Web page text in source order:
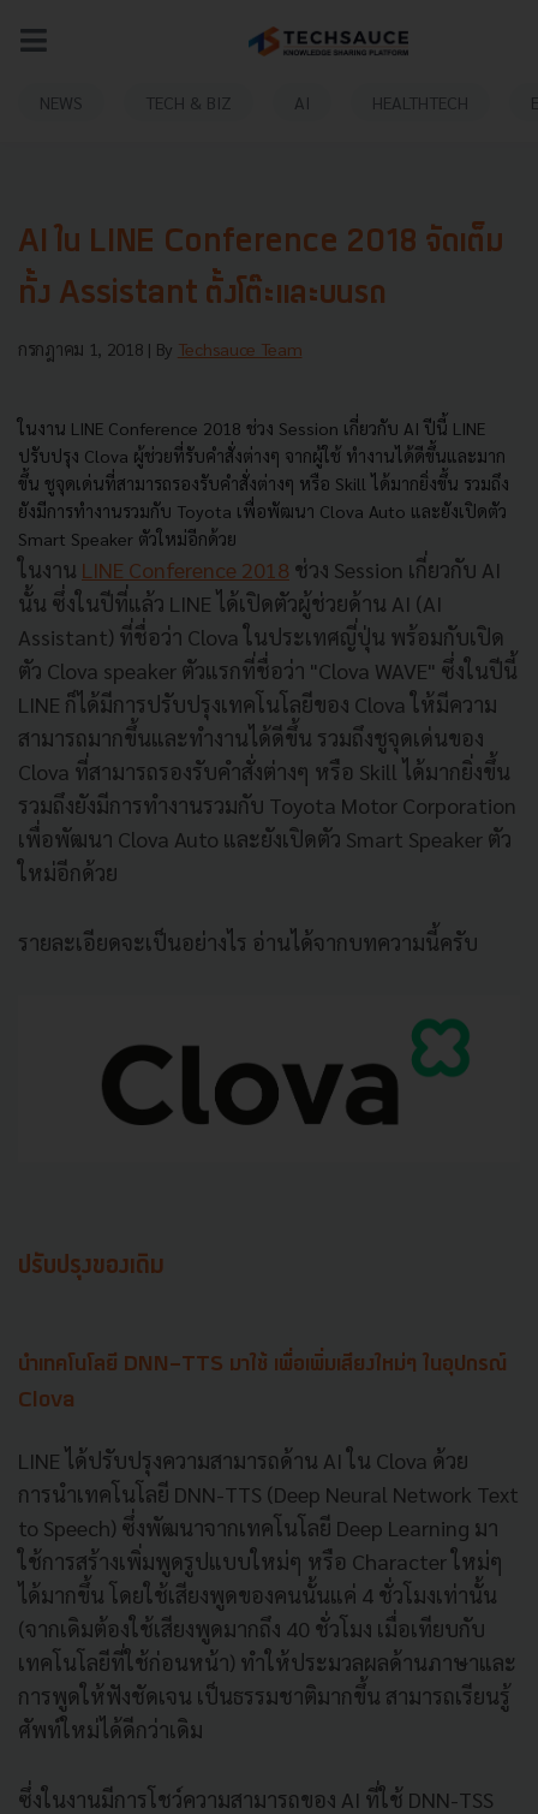
NEWS TECH & BIZ AI HEALTHTECH
AI ใน LINE Conference 2018 จัดเต็ม
ทั้ง Assistant ตั้งโต๊ะและบนรถ
กรกฎาคม 1, 2018 | By Techsauce Team
ในงาน LINE Conference 2018 ช่วง Session เกี่ยวกับ AI ปีนี้ LINE
ปรับปรุง Clova ผู้ช่วยที่รับคำสั่งต่างๆ จากผู้ใช้ ทำงานได้ดีขึ้นและมาก
ขึ้น ชูจุดเด่นที่สามารถรองรับคำสั่งต่างๆ หรือ Skill ได้มากยิ่งขึ้น รวมถึง
ยังมีการทำงานรวมกับ Toyota เพื่อพัฒนา Clova Auto และยังเปิดตัว
Smart Speaker ตัวใหม่อีกด้วย
ในงาน LINE Conference 2018 ช่วง Session เกี่ยวกับ AI
นั้น ซึ่งในปีที่แล้ว LINE ได้เปิดตัวผู้ช่วยด้าน AI (AI
Assistant) ที่ชื่อว่า Clova ในประเทศญี่ปุ่น พร้อมกับเปิด
ตัว Clova speaker ตัวแรกที่ชื่อว่า "Clova WAVE" ซึ่งในปีนี้
LINE ก็ได้มีการปรับปรุงเทคโนโลยีของ Clova ให้มีความ
สามารถมากขึ้นและทำงานได้ดีขึ้น รวมถึงชูจุดเด่นของ
Clova ที่สามารถรองรับคำสั่งต่างๆ หรือ Skill ได้มากยิ่งขึ้น
รวมถึงยังมีการทำงานรวมกับ Toyota Motor Corporation
เพื่อพัฒนา Clova Auto และยังเปิดตัว Smart Speaker ตัว
ใหม่อีกด้วย
รายละเอียดจะเป็นอย่างไร อ่านได้จากบทความนี้ครับ
ปรับปรุงของเดิม
นำเทคโนโลยี DNN-TTS มาใช้ เพื่อเพิ่มเสียงใหม่ๆ ในอุปกรณ์
Clova
LINE ได้ปรับปรุงความสามารถด้าน AI ใน Clova ด้วย
การนำเทคโนโลยี DNN-TTS (Deep Neural Network Text
to Speech) ซึ่งพัฒนาจากเทคโนโลยี Deep Learning มา
ใช้การสร้างเพิ่มพูดรูปแบบใหม่ๆ หรือ Character ใหม่ๆ
ได้มากขึ้น โดยใช้เสียงพูดของคนนั้นแค่ 4 ชั่วโมงเท่านั้น
(จากเดิมต้องใช้เสียงพูดมากถึง 40 ชั่วโมง เมื่อเทียบกับ
เทคโนโลยีที่ใช้ก่อนหน้า) ทำให้ประมวลผลด้านภาษาและ
การพูดให้ฟังชัดเจน เป็นธรรมชาติมากขึ้น สามารถเรียนรู้
ศัพท์ใหม่ได้ดีกว่าเดิม
ซึ่งในงานมีการโชว์ความสามารถของ AI ที่ใช้ DNN-TSS